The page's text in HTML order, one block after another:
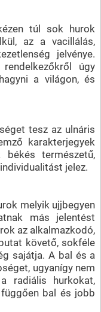
túl sok hurok
az a vacillálás,
jelvénye.
úgy
a világon, és
tesz az ulnáris
karakterjegyek
természetű,
jelez.
melyik ujjbegyen
más jelentést
az alkalmazkodó,
követő, sokféle
sajátja. A bal és a
ugyanígy nem
radiális hurkokat,
bal és jobb